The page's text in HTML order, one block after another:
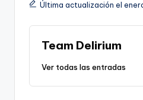
Última actualización el
Team Delirium
Ver todas las entradas